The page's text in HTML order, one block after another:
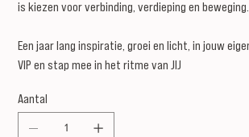
is kiezen voor verbinding, verdieping en beweging.
Een jaar lang inspiratie, groei en licht, in jouw
VIP en stap mee in het ritme van JIJ
Aantal